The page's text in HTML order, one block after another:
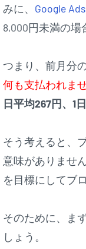
みに、 Google
8,000円未満の場
つまり、前月分
何も支払われま
日平均267円、1
そう考えると、
意味がありません
を目標にしてブ
そのために、ま
しょう。